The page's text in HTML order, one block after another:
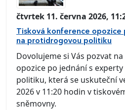
čtvrtek 11. června 2026,
Tisková konference opozice
na protidrogovou politiku
Dovolujeme si Vás pozvat
opozice po jednání s
politiku, která se uskuteční
2026 v 11:20 hodin v
sněmovny.